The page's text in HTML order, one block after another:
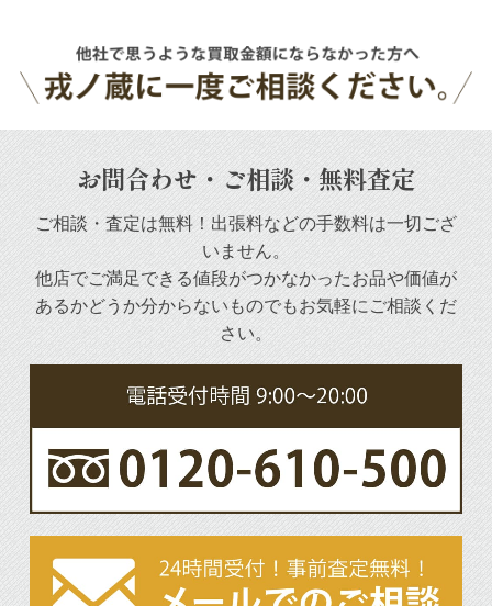
お問合わせ・ご相談・無料査定
ご相談・査定は無料！出張料などの手数料は一切ござ
いません。
他店でご満足できる値段がつかなかったお品や価値が
あるかどうか分からないものでもお気軽にご相談くだ
さい。